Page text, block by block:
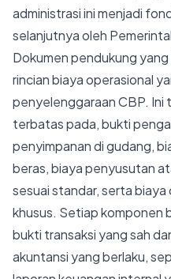
administrasi ini menjadi
selanjutnya oleh
Dokumen pendukung
rincian biaya operasional
penyelenggaraan CBP. Ini
terbatas pada, bukti
penyimpanan di gudang,
beras, biaya penyusutan
sesuai standar, serta
khusus. Setiap komponen
bukti transaksi yang sah
akuntansi yang berlaku,